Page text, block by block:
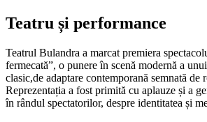
Teatru și performance
Teatrul Bulandra a marcat premiera
fermecată”, o punere în scenă modernă a
clasic,de adaptare contemporană semnată de
Reprezentația a fost primită cu aplauze și a
în rândul spectatorilor, despre identitatea și